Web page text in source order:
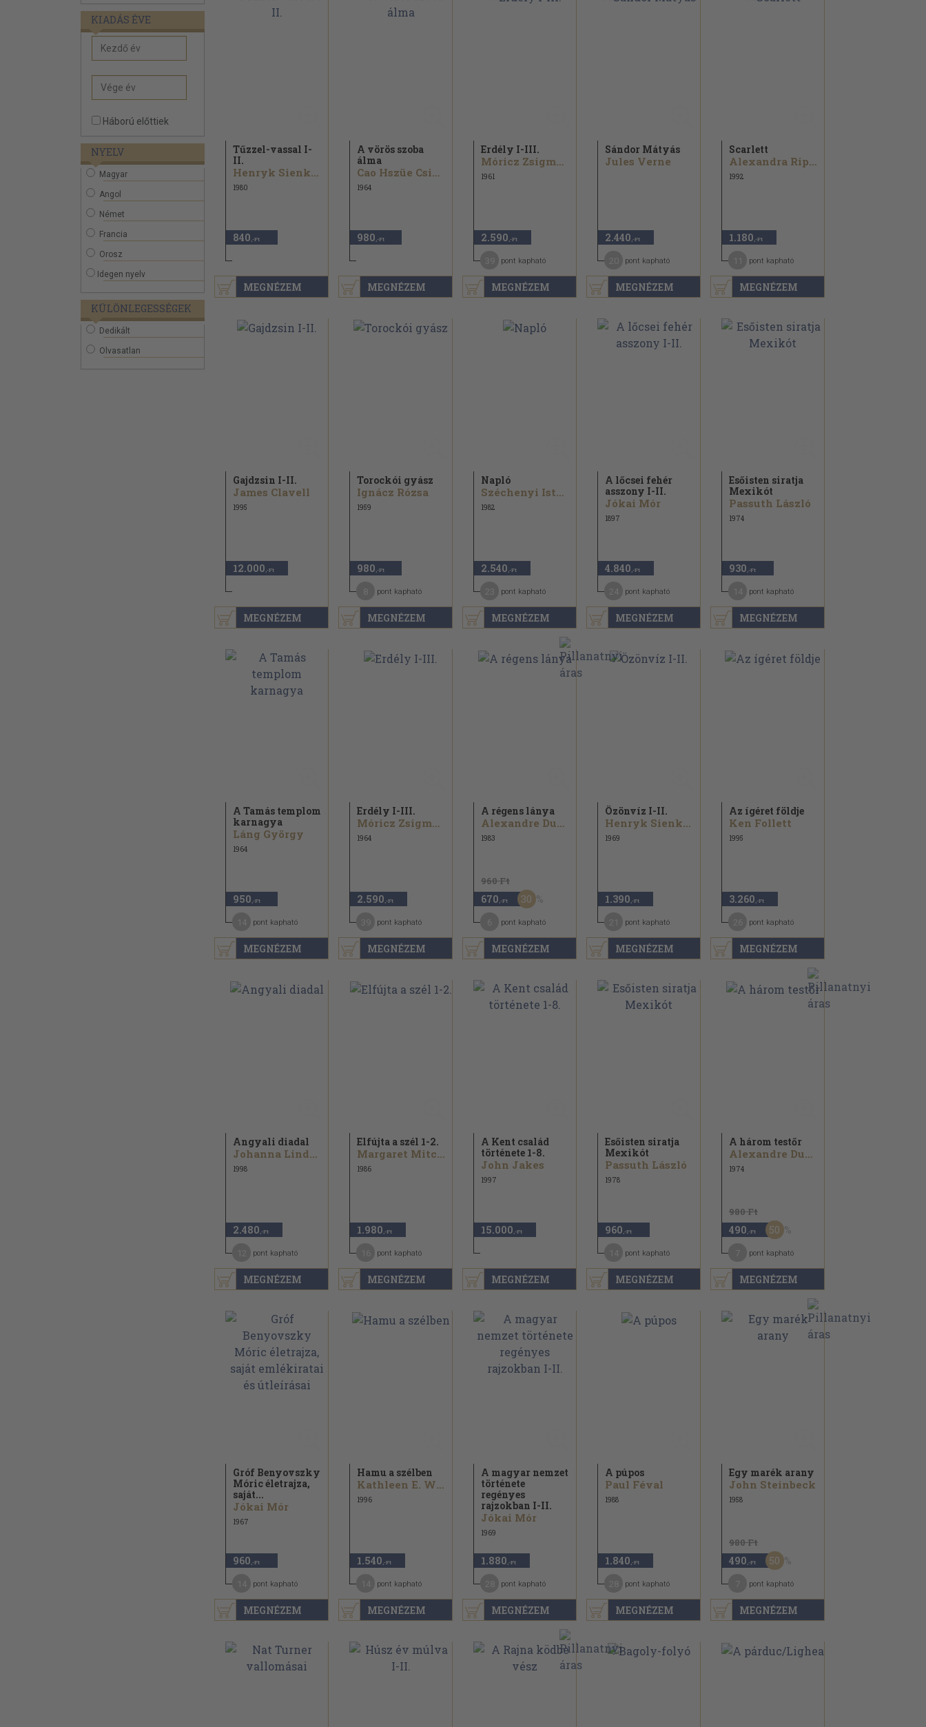
KIADÁS ÉVE
Háború előttiek
NYELV
Magyar
Angol
Német
Francia
Orosz
Idegen nyelv
KÜLÖNLEGESSÉGEK
Dedikált
Olvasatlan
MEGNÉZEM
Tűzzel-vassal I-
II.
Henryk Sienkiewicz
1980
840 ,-Ft
MEGNÉZEM
A vörös szoba
álma
Cao Hszüe Csin-Kao O
1964
980 ,-Ft
MEGNÉZEM
Erdély I-III.
Móricz Zsigmond
1961
2.590 ,-Ft
pont kapható
MEGNÉZEM
Sándor Mátyás
Jules Verne
2.440 ,-Ft
pont kapható
MEGNÉZEM
Scarlett
Alexandra Ripley
1992
1.180 ,-Ft
pont kapható
MEGNÉZEM
Gajdzsin I-II.
James Clavell
1995
12.000 ,-Ft
MEGNÉZEM
Torockói gyász
Ignácz Rózsa
1959
980 ,-Ft
pont kapható
MEGNÉZEM
Napló
Széchenyi István
1982
2.540 ,-Ft
pont kapható
MEGNÉZEM
A lőcsei fehér
asszony I-II.
Jókai Mór
1897
4.840 ,-Ft
pont kapható
MEGNÉZEM
Esőisten siratja
Mexikót
Passuth László
1974
930 ,-Ft
pont kapható
MEGNÉZEM
A Tamás templom
karnagya
Láng György
1964
950 ,-Ft
pont kapható
MEGNÉZEM
Erdély I-III.
Móricz Zsigmond
1964
2.590 ,-Ft
pont kapható
MEGNÉZEM
A régens lánya
Alexandre Dumas
1983
960 Ft
670 ,-Ft 30
pont kapható
MEGNÉZEM
Özönvíz I-II.
Henryk Sienkiewicz
1969
1.390 ,-Ft
pont kapható
MEGNÉZEM
Az ígéret földje
Ken Follett
1995
3.260 ,-Ft
pont kapható
MEGNÉZEM
Angyali diadal
Johanna Lindsey
1998
2.480 ,-Ft
pont kapható
MEGNÉZEM
Elfújta a szél 1-2.
Margaret Mitchell
1986
1.980 ,-Ft
pont kapható
MEGNÉZEM
A Kent család
története 1-8.
John Jakes
1997
15.000 ,-Ft
MEGNÉZEM
Esőisten siratja
Mexikót
Passuth László
1978
960 ,-Ft
pont kapható
MEGNÉZEM
A három testőr
Alexandre Dumas
1974
980 Ft
490 ,-Ft 50
pont kapható
MEGNÉZEM
Gróf Benyovszky
Móric életrajza,
saját...
Jókai Mór
1967
960 ,-Ft
pont kapható
MEGNÉZEM
Hamu a szélben
Kathleen E. Woodiwiss
1996
1.540 ,-Ft
pont kapható
MEGNÉZEM
A magyar nemzet
története
regényes
rajzokban I-II.
Jókai Mór
1969
1.880 ,-Ft
pont kapható
MEGNÉZEM
A púpos
Paul Féval
1988
1.840 ,-Ft
pont kapható
MEGNÉZEM
Egy marék arany
John Steinbeck
1958
980 Ft
490 ,-Ft 50
pont kapható